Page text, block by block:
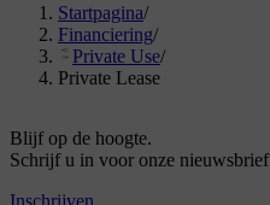
Startpagina/
Financiering/
Private Use/
Private Lease